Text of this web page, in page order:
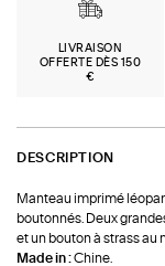
LIVRAISON
OFFERTE DÈS 150
€
DESCRIPTION
Manteau imprimé
boutonnés. Deux
et un bouton à strass au
Made in :Chine.